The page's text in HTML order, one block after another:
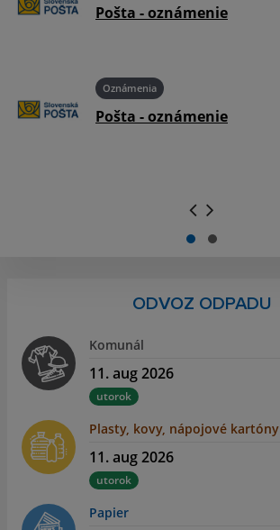
Pošta - oznámenie
Oznámenia
Pošta - oznámenie
ODVOZ ODPADU
Komunál
11. aug 2026
utorok
Plasty, kovy, nápojové kartóny
11. aug 2026
utorok
Papier